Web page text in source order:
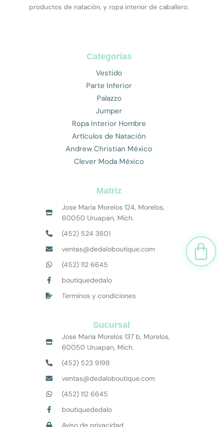
productos de natación, y ropa interior de caballero.
Categorías
Vestido
Parte Inferior
Palazzo
Jumper
Ropa Interior Hombre
Artículos de Natación
Andrew Christian México
Clever Moda México
Matriz
Jose Maria Morelos 124, Morelos,
60050 Uruapan, Mich.
(452) 524 3801
ventas@dedaloboutique.com
(452) 112 6645
boutiquededalo
Terminos y condiciones
Sucursal
Jose Maria Morelos 137 b, Morelos,
60050 Uruapan, Mich.
(452) 523 9198
ventas@dedaloboutique.com
(452) 112 6645
boutiquededalo
Aviso de privacidad